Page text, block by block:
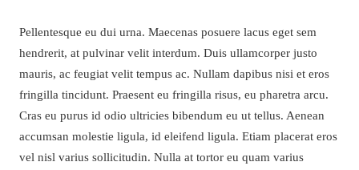
Pellentesque eu dui urna. Maecenas posuere lacus eget sem
hendrerit, at pulvinar velit interdum. Duis ullamcorper justo
mauris, ac feugiat velit tempus ac. Nullam dapibus nisi et eros
fringilla tincidunt. Praesent eu fringilla risus, eu pharetra arcu.
Cras eu purus id odio ultricies bibendum eu ut tellus. Aenean
accumsan molestie ligula, id eleifend ligula. Etiam placerat eros
vel nisl varius sollicitudin. Nulla at tortor eu quam varius